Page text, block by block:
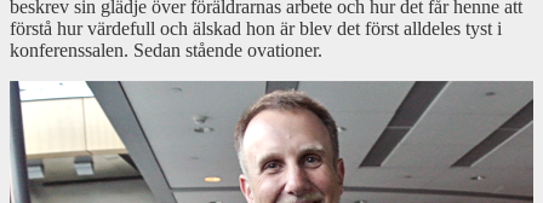
beskrev sin glädje över föräldrarnas arbete och hur det får henne att
förstå hur värdefull och älskad hon är blev det först alldeles tyst i
konferenssalen. Sedan stående ovationer.